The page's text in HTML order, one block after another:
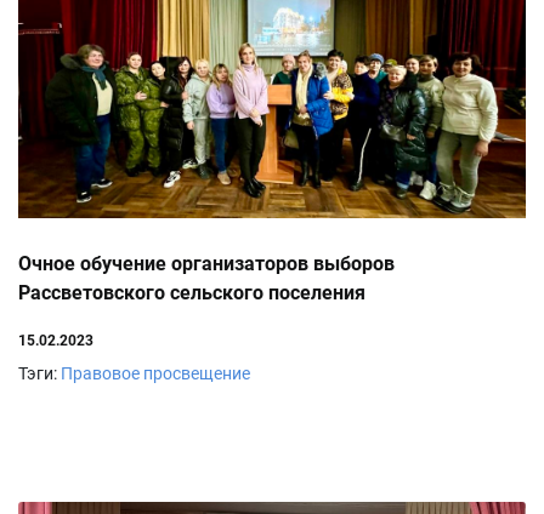
Очное обучение организаторов выборов
Рассветовского сельского поселения
15.02.2023
Тэги: Правовое просвещение